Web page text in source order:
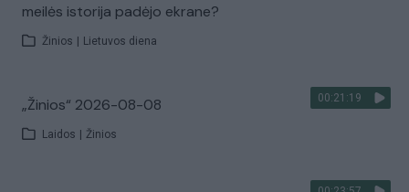
meilės istorija padėjo ekrane?
Žinios Lietuvos diena
00:21:19
„Žinios“ 2026-08-08
Laidos Žinios